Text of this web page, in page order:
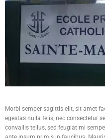
Morbi semper sagittis elit, sit amet
egestas nulla felis, nec consectetur
convallis tellus, sed feugiat mi